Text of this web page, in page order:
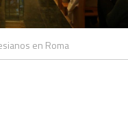
en Roma